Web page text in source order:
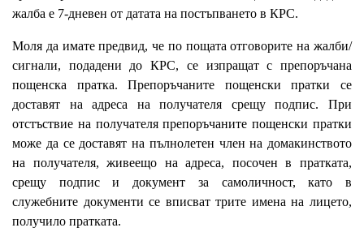
жалба е 7-дневен от датата на постъпването в КРС.
Моля да имате предвид, че по пощата отговорите на жалби/
сигнали, подадени до КРС, се изпращат с препоръчана
пощенска пратка. Препоръчаните пощенски пратки се
доставят на адреса на получателя срещу подпис. При
отстъствие на получателя препоръчаните пощенски пратки
може да се доставят на пълнолетен член на домакинството
на получателя, живеещо на адреса, посочен в пратката,
срещу подпис и документ за самоличност, като в
служебните документи се вписват трите имена на лицето,
получило пратката.